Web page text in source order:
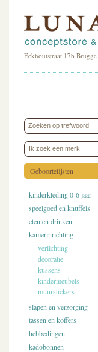
Eekhoutstraat 17b
Ik zoek een merk
Geboortelijsten
kinderkleding 0-6 jaar
speelgoed en knuffels
eten en drinken
kamerinrichting
verlichting
decoratie
kussens
kindermeubels
muurstickers
slapen en verzorging
tassen en koffers
hebbedingen
kadobonnen